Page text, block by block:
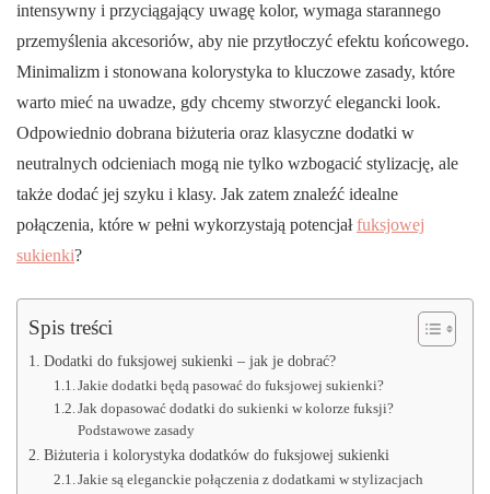
intensywny i przyciągający uwagę kolor, wymaga starannego
przemyślenia akcesoriów, aby nie przytłoczyć efektu końcowego.
Minimalizm i stonowana kolorystyka to kluczowe zasady, które
warto mieć na uwadze, gdy chcemy stworzyć elegancki look.
Odpowiednio dobrana biżuteria oraz klasyczne dodatki w
neutralnych odcieniach mogą nie tylko wzbogacić stylizację, ale
także dodać jej szyku i klasy. Jak zatem znaleźć idealne
połączenia, które w pełni wykorzystają potencjałfuksjowej
sukienki?
Spis treści
Dodatki do fuksjowej sukienki – jak je dobrać?
Jakie dodatki będą pasować do fuksjowej sukienki?
Jak dopasować dodatki do sukienki w kolorze fuksji?
Podstawowe zasady
Biżuteria i kolorystyka dodatków do fuksjowej sukienki
Jakie są eleganckie połączenia z dodatkami w stylizacjach